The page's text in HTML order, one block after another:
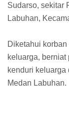
Sudarso, sekitar
Labuhan,
Diketahui
keluarga,
kenduri
Medan Labuhan.